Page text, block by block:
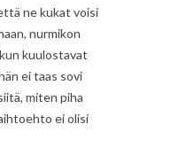
ne kukat voisi
nurmikon
kuulostavat
ei taas sovi
miten piha
ei olisi